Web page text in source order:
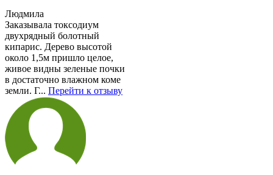
Людмила
Заказывала токсодиум
двухрядный болотный
кипарис. Дерево высотой
около 1,5м пришло целое,
живое видны зеленые почки
в достаточно влажном коме
земли. Г... Перейти к отзыву